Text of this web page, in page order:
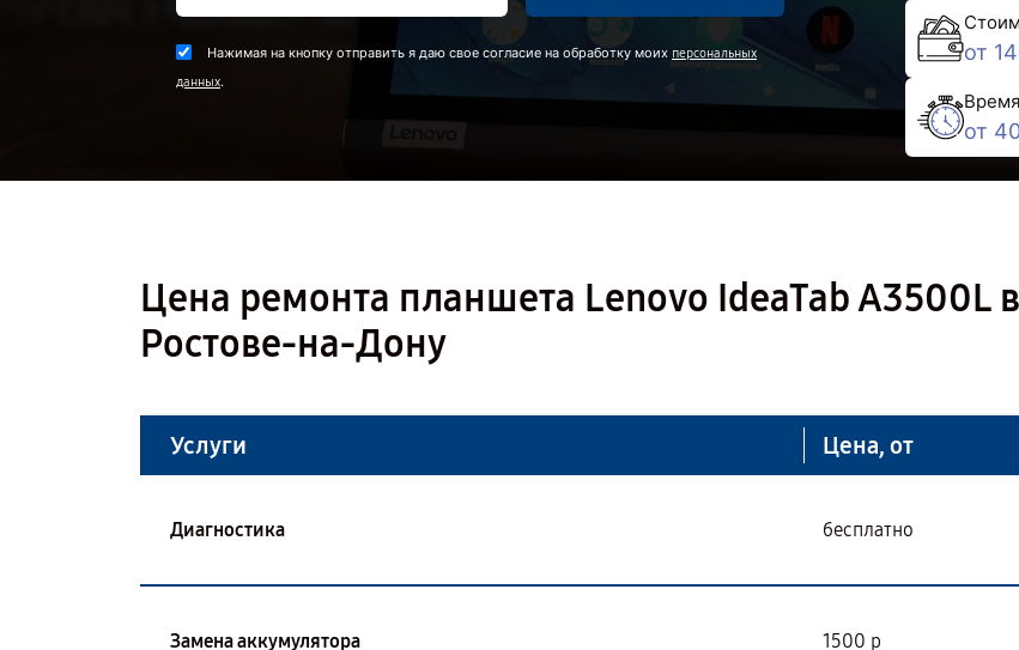
Нажимая на кнопку отправить я даю свое согласие на обработку моих персональных
данных.
от
от
Цена ремонта планшета Lenovo IdeaTab A3500L в
Ростове-на-Дону
Услуги Цена, от
Диагностика бесплатно
Замена аккумулятора 1500 р